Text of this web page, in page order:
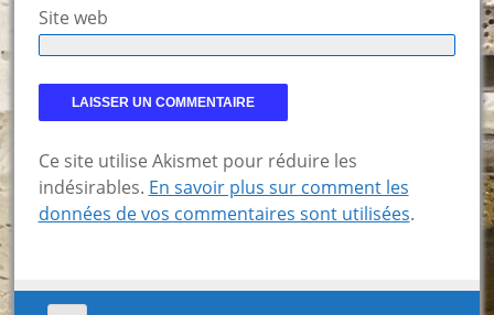
Site web
Ce site utilise Akismet pour réduire les
indésirables. En savoir plus sur comment les
données de vos commentaires sont utilisées.